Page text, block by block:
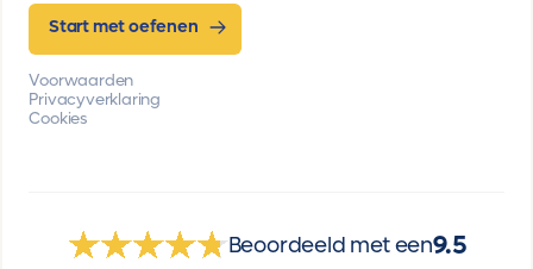
Start met oefenen
Voorwaarden
Privacyverklaring
Cookies
Beoordeeld met een9.5